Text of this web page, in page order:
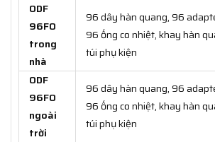
ODF
96FO
trong
nhà
96 dây hàn quang, 96
96 ống co nhiệt, khay hàn
túi phụ kiện
ODF
96FO
ngoài
trời
96 dây hàn quang, 96
96 ống co nhiệt, khay hàn
túi phụ kiện